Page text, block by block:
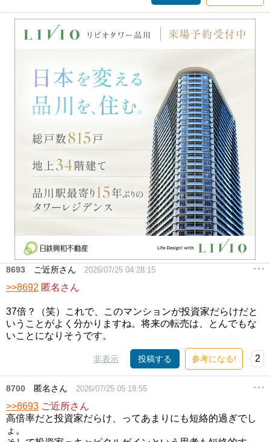
8693 ご近所さん 2026/07/25 04:28:15
>>8692 匿名さん
37倍？（笑）これで、このマンションが投資家だらけだと
いうことがよく分かりますね。将来の転売は、とんでもな
いことになりそうです。
非表示 投稿する 参考になる! 2
8700 匿名さん 2026/07/25 05:18:55
>>8693 ご近所さん
高倍率だと投資家だらけ、ってあまりにも短絡的過ぎでし
ょ。